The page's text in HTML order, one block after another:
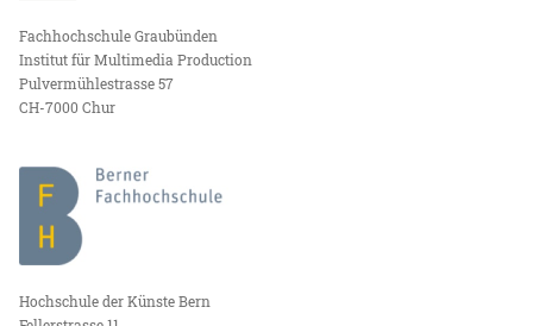
Fachhochschule Graubünden
Institut für Multimedia Production
Pulvermühlestrasse 57
CH-7000 Chur
Hochschule der Künste Bern